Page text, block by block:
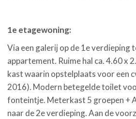
1e etagewoning:
Via een galerij op de 1e verdieping
appartement. Ruime hal ca. 4.60 x
kast waarin opstelplaats voor een
2016). Modern betegelde toilet
fonteintje. Meterkast 5 groepen +
naar de 2e verdieping. Aan de